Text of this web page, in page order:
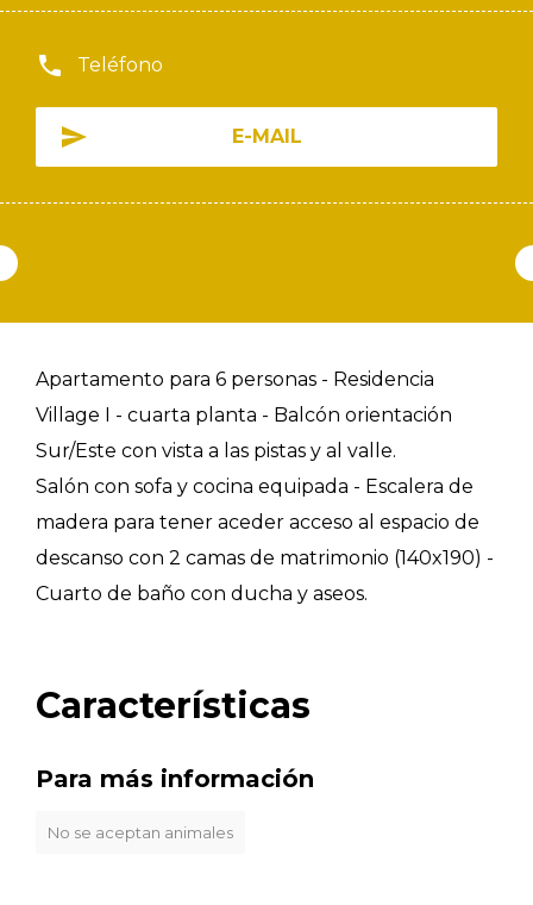
Teléfono
E-MAIL
Apartamento para 6 personas - Residencia
Village I - cuarta planta - Balcón orientación
Sur/Este con vista a las pistas y al valle.
Salón con sofa y cocina equipada - Escalera de
madera para tener aceder acceso al espacio de
descanso con 2 camas de matrimonio (140x190) -
Cuarto de baño con ducha y aseos.
Características
Para más información
No se aceptan animales